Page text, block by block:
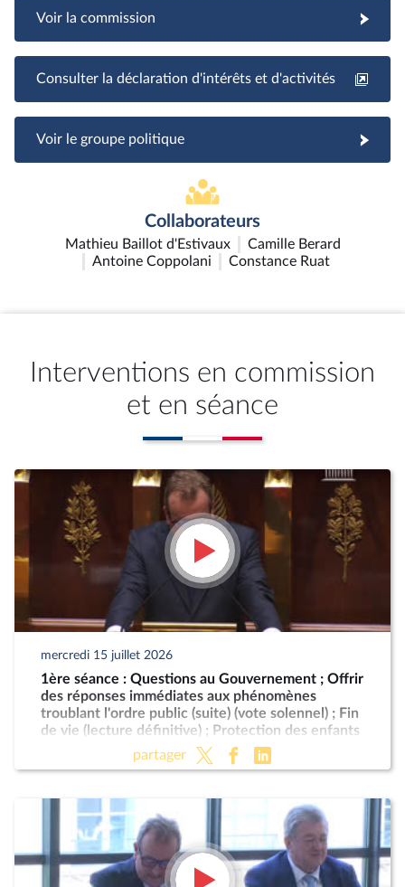
Voir la commission
Consulter la déclaration d'intérêts et d'activités
Voir le groupe politique
Collaborateurs
Mathieu Baillot d'Estivaux
Camille Berard
Antoine Coppolani
Constance Ruat
Interventions en commission
et en séance
mercredi 15 juillet 2026
1ère séance : Questions au Gouvernement ; Offrir
des réponses immédiates aux phénomènes
troublant l'ordre public (suite) (vote solennel) ; Fin
de vie (lecture définitive) ; Protection des enfants
partager